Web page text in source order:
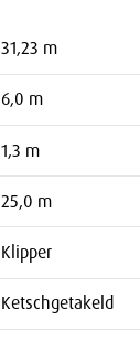
31,23 m
6,0 m
1,3 m
25,0 m
Klipper
Ketschgetakeld